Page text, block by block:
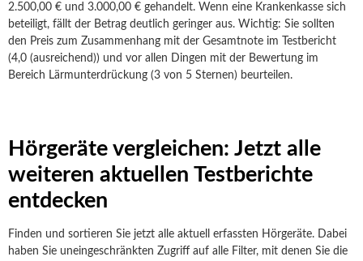
2.500,00 € und 3.000,00 € gehandelt. Wenn eine Krankenkasse sich
beteiligt, fällt der Betrag deutlich geringer aus. Wichtig: Sie sollten
den Preis zum Zusammenhang mit der Gesamtnote im Testbericht
(4,0 (ausreichend)) und vor allen Dingen mit der Bewertung im
Bereich Lärmunterdrückung (3 von 5 Sternen) beurteilen.
Hörgeräte vergleichen: Jetzt alle
weiteren aktuellen Testberichte
entdecken
Finden und sortieren Sie jetzt alle aktuell erfassten Hörgeräte. Dabei
haben Sie uneingeschränkten Zugriff auf alle Filter, mit denen Sie die